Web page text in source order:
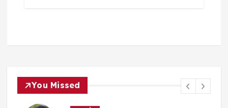
You Missed